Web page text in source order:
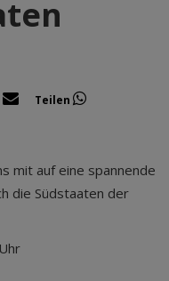
Teilen
mit auf eine spannende
die Südstaaten der